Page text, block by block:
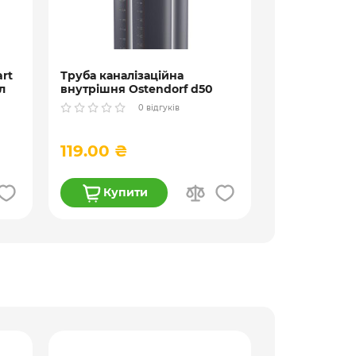
Труба каналізаційна
внутрішня Ostendorf d50
НТsafe
0 відгуків
119.00 ₴
Купити